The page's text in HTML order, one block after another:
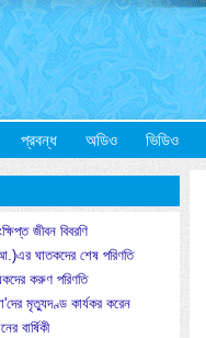
প্রবন্ধ অডিও ভিডিও
জীবন বিবরণি
ঘাতকদের শেষ পরিণতি
করুণ পরিণতি
মৃত্যুদণ্ড কার্যকর করেন
বার্ষিকী